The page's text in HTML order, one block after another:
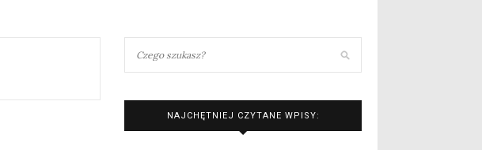
NAJCHĘTNIEJ CZYTANE WPISY: